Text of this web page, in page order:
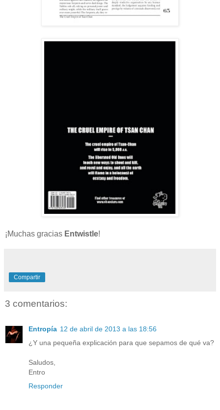
¡Muchas gracias Entwistle!
Compartir
3 comentarios:
Entropía 12 de abril de 2013 a las 18:56
¿Y una pequeña explicación para que sepamos de qué va?
Saludos,
Entro
Responder